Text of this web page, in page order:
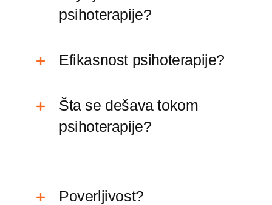
psihoterapije?
Efikasnost psihoterapije?
Šta se dešava tokom
psihoterapije?
Poverljivost?